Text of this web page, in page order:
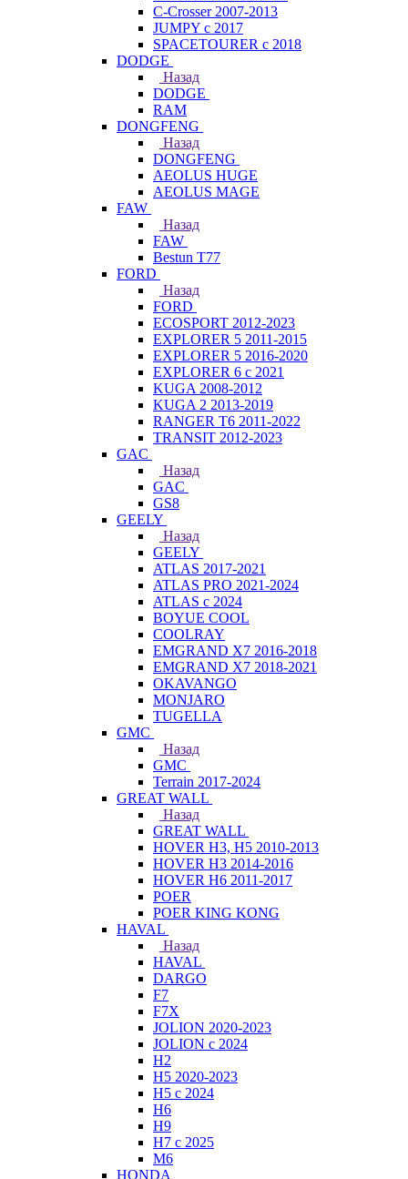
C-Crosser 2007-2013
JUMPY с 2017
SPACETOURER с 2018
DODGE
Назад
DODGE
RAM
DONGFENG
Назад
DONGFENG
AEOLUS HUGE
AEOLUS MAGE
FAW
Назад
FAW
Bestun T77
FORD
Назад
FORD
ECOSPORT 2012-2023
EXPLORER 5 2011-2015
EXPLORER 5 2016-2020
EXPLORER 6 с 2021
KUGA 2008-2012
KUGA 2 2013-2019
RANGER T6 2011-2022
TRANSIT 2012-2023
GAC
Назад
GAC
GS8
GEELY
Назад
GEELY
ATLAS 2017-2021
ATLAS PRO 2021-2024
ATLAS с 2024
BOYUE COOL
COOLRAY
EMGRAND X7 2016-2018
EMGRAND X7 2018-2021
OKAVANGO
MONJARO
TUGELLA
GMC
Назад
GMC
Terrain 2017-2024
GREAT WALL
Назад
GREAT WALL
HOVER H3, H5 2010-2013
HOVER H3 2014-2016
HOVER H6 2011-2017
POER
POER KING KONG
HAVAL
Назад
HAVAL
DARGO
F7
F7X
JOLION 2020-2023
JOLION с 2024
H2
H5 2020-2023
H5 с 2024
H6
H9
H7 с 2025
M6
HONDA